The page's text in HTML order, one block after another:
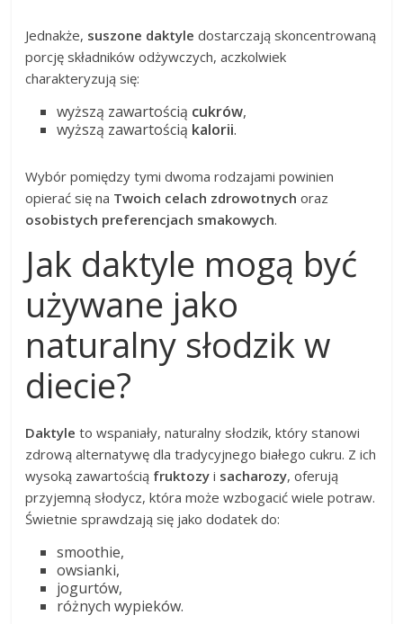
Jednakże, suszone daktyle dostarczają skoncentrowaną
porcję składników odżywczych, aczkolwiek
charakteryzują się:
wyższą zawartością cukrów,
wyższą zawartością kalorii.
Wybór pomiędzy tymi dwoma rodzajami powinien
opierać się na Twoich celach zdrowotnych oraz
osobistych preferencjach smakowych.
Jak daktyle mogą być
używane jako
naturalny słodzik w
diecie?
Daktyle to wspaniały, naturalny słodzik, który stanowi
zdrową alternatywę dla tradycyjnego białego cukru. Z ich
wysoką zawartością fruktozy i sacharozy, oferują
przyjemną słodycz, która może wzbogacić wiele potraw.
Świetnie sprawdzają się jako dodatek do:
smoothie,
owsianki,
jogurtów,
różnych wypieków.